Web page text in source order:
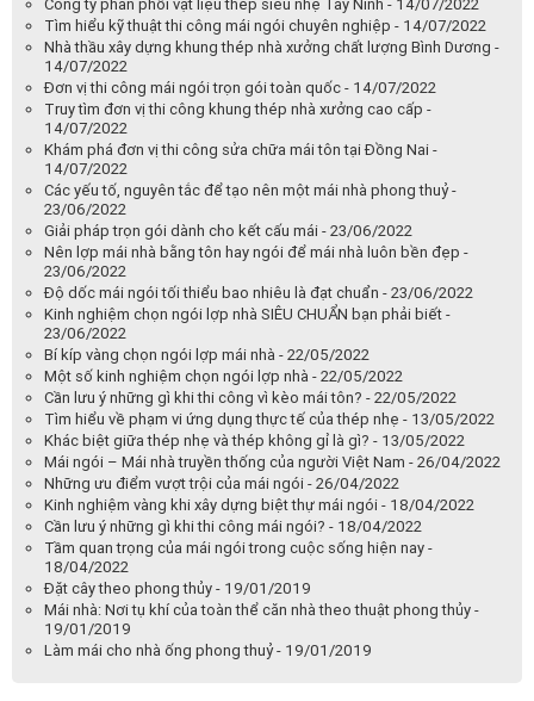
Công ty phân phối vật liệu thép siêu nhẹ Tây Ninh - 14/07/2022
Tìm hiểu kỹ thuật thi công mái ngói chuyên nghiệp - 14/07/2022
Nhà thầu xây dựng khung thép nhà xưởng chất lượng Bình Dương -
14/07/2022
Đơn vị thi công mái ngói trọn gói toàn quốc - 14/07/2022
Truy tìm đơn vị thi công khung thép nhà xưởng cao cấp -
14/07/2022
Khám phá đơn vị thi công sửa chữa mái tôn tại Đồng Nai -
14/07/2022
Các yếu tố, nguyên tắc để tạo nên một mái nhà phong thuỷ -
23/06/2022
Giải pháp trọn gói dành cho kết cấu mái - 23/06/2022
Nên lợp mái nhà bằng tôn hay ngói để mái nhà luôn bền đẹp -
23/06/2022
Độ dốc mái ngói tối thiểu bao nhiêu là đạt chuẩn - 23/06/2022
Kinh nghiệm chọn ngói lợp nhà SIÊU CHUẨN bạn phải biết -
23/06/2022
Bí kíp vàng chọn ngói lợp mái nhà - 22/05/2022
Một số kinh nghiệm chọn ngói lợp nhà - 22/05/2022
Cần lưu ý những gì khi thi công vì kèo mái tôn? - 22/05/2022
Tìm hiểu về phạm vi ứng dụng thực tế của thép nhẹ - 13/05/2022
Khác biệt giữa thép nhẹ và thép không gỉ là gì? - 13/05/2022
Mái ngói – Mái nhà truyền thống của người Việt Nam - 26/04/2022
Những ưu điểm vượt trội của mái ngói - 26/04/2022
Kinh nghiệm vàng khi xây dựng biệt thự mái ngói - 18/04/2022
Cần lưu ý những gì khi thi công mái ngói? - 18/04/2022
Tầm quan trọng của mái ngói trong cuộc sống hiện nay -
18/04/2022
Đặt cây theo phong thủy - 19/01/2019
Mái nhà: Nơi tụ khí của toàn thể căn nhà theo thuật phong thủy -
19/01/2019
Làm mái cho nhà ống phong thuỷ - 19/01/2019